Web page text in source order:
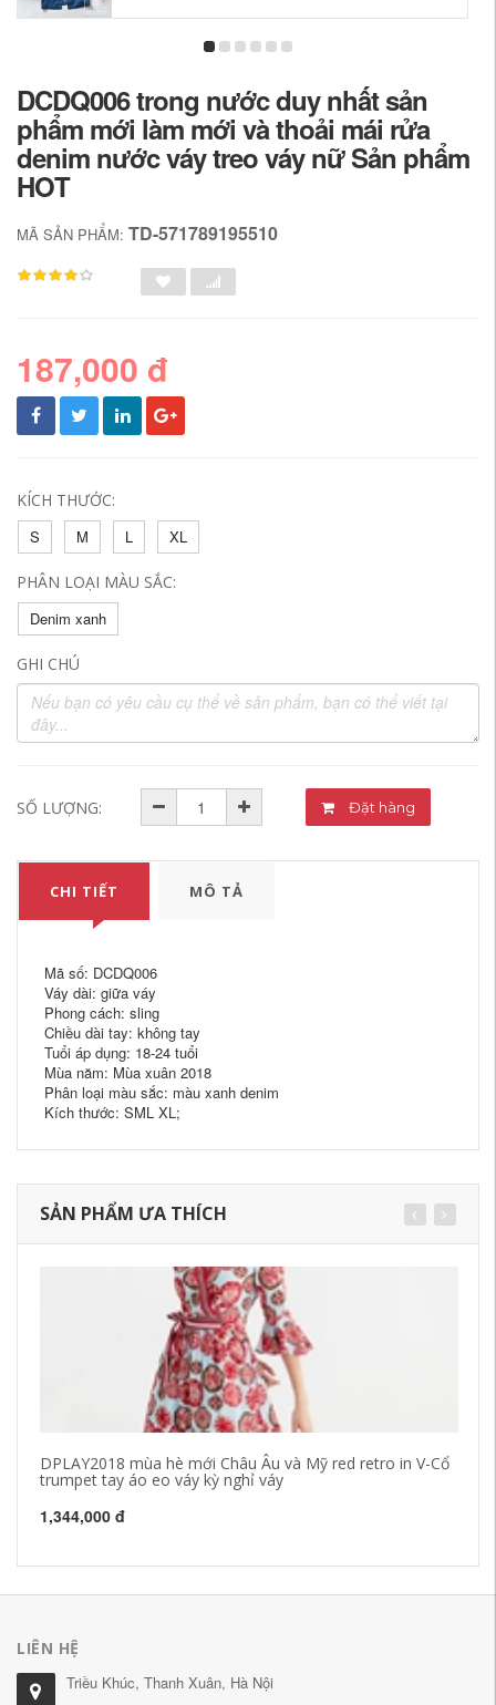
DCDQ006 trong nước duy nhất sản
phẩm mới làm mới và thoải mái rửa
denim nước váy treo váy nữ Sản phẩm
HOT
MÃ SẢN PHẨM: TD-571789195510
187,000 đ
KÍCH THƯỚC:
S
M L XL
PHÂN LOẠI MÀU SẮC:
Denim xanh
GHI CHÚ
SỐ LƯỢNG: Đặt hàng
CHI TIẾT MÔ TẢ
Mã số: DCDQ006
Váy dài: giữa váy
Phong cách: sling
Chiều dài tay: không tay
Tuổi áp dụng: 18-24 tuổi
Mùa năm: Mùa xuân 2018
Phân loại màu sắc: màu xanh denim
Kích thước: SML XL;
SẢN PHẨM ƯA THÍCH
DPLAY2018 mùa hè mới Châu Âu và Mỹ red retro in V-Cổ
trumpet tay áo eo váy kỳ nghỉ váy
1,344,000 đ
LIÊN HỆ
Triều Khúc, Thanh Xuân, Hà Nội